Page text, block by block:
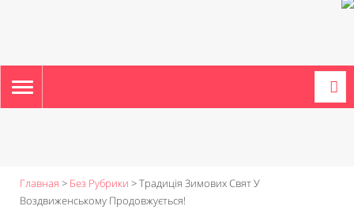
TOGGLE
NAVIGATION
Главная > Без Рубрики >Традиція Зимових Свят У
Воздвиженському Продовжується!